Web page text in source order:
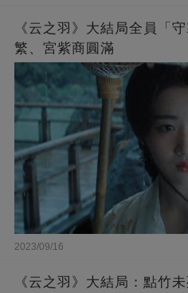
《云之羽》大結局全員「
繁、宮紫商圓滿
2023/09/16
《云之羽》大結局：點竹